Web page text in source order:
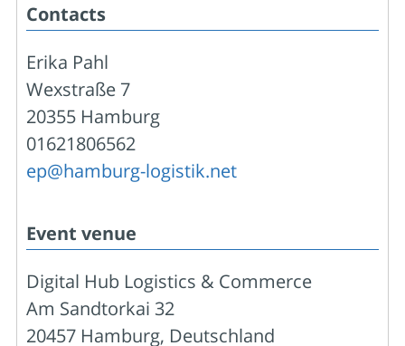
Contacts
Erika Pahl
Wexstraße 7
20355 Hamburg
01621806562
ep@hamburg-logistik.net
Event venue
Digital Hub Logistics & Commerce
Am Sandtorkai 32
20457 Hamburg, Deutschland